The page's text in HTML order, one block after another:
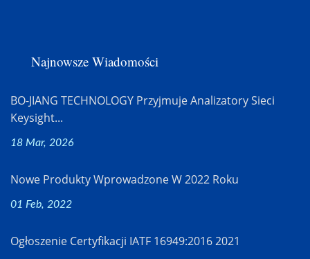
Najnowsze Wiadomości
BO-JIANG TECHNOLOGY Przyjmuje Analizatory Sieci
Keysight...
18 Mar, 2026
Nowe Produkty Wprowadzone W 2022 Roku
01 Feb, 2022
Ogłoszenie Certyfikacji IATF 16949:2016 2021